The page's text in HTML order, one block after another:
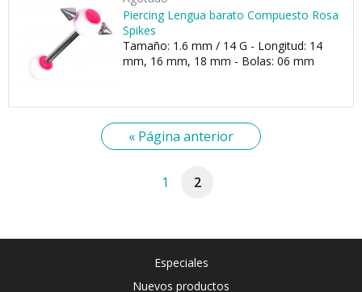
Piercing Lengua barato Compuesto Rosa
Spikes
Tamaño: 1.6 mm / 14 G - Longitud: 14
mm, 16 mm, 18 mm - Bolas: 06 mm
« Página anterior
1 2
Especiales
Nuevos productos